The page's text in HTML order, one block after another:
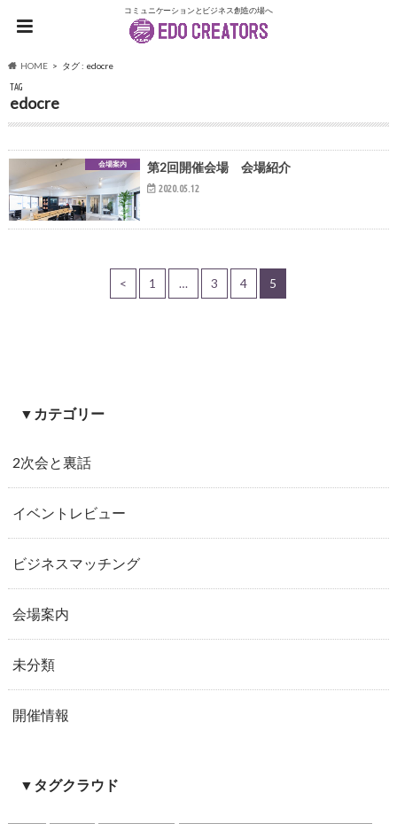
コミュニケーションとビジネス創造の場へ
HOME タグ : edocre
TAG
edocre
会場案内 第2回開催会場 会場紹介
2020.05.12
< 1 … 3 4 5
▼カテゴリー
2次会と裏話
イベントレビュー
ビジネスマッチング
会場案内
未分類
開催情報
▼タグクラウド